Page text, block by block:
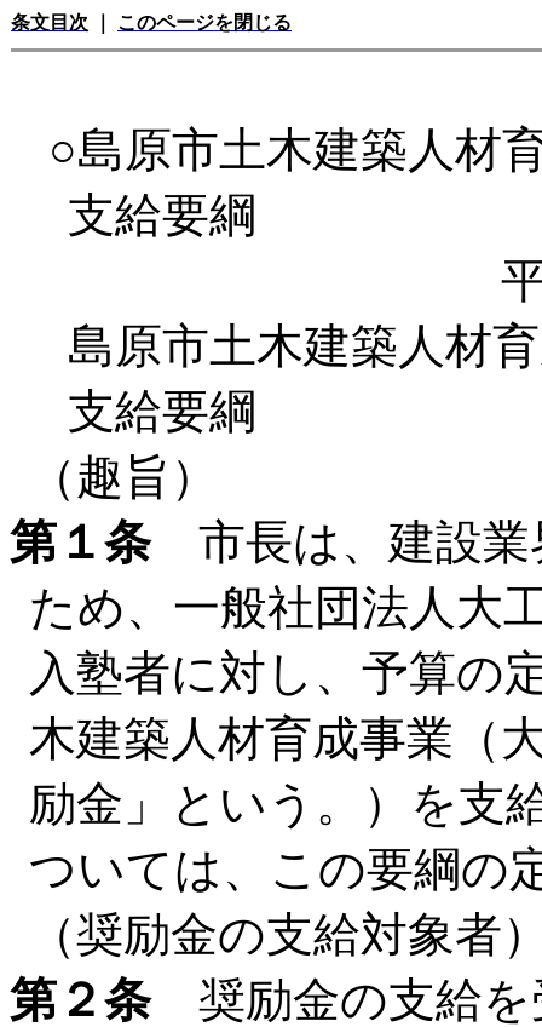
条文目次 このページを閉じる
○島原市土木建築人材
支給要綱
島原市土木建築人材
支給要綱
（趣旨）
第１条市長は、建設業
ため、一般社団法人大
入塾者に対し、予算の
木建築人材育成事業（
励金」という。）を支
ついては、この要綱の
（奨励金の支給対象者
第２条奨励金の支給を